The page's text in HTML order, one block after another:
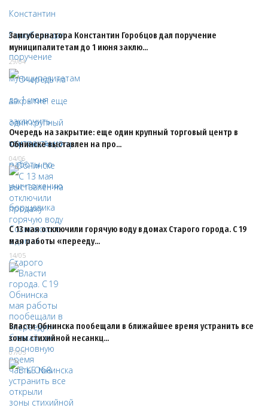
Замгубернатора Константин Горобцов дал поручение
муниципалитетам до 1 июня заклю…
29/04
Очередь на закрытие: еще один крупный торговый центр в
Обнинске выставлен на про…
04/06
С 13 мая отключили горячую воду в домах Старого города. С 19
мая работы «перееду…
14/05
Власти Обнинска пообещали в ближайшее время устранить все
зоны стихийной несанкц…
07/05